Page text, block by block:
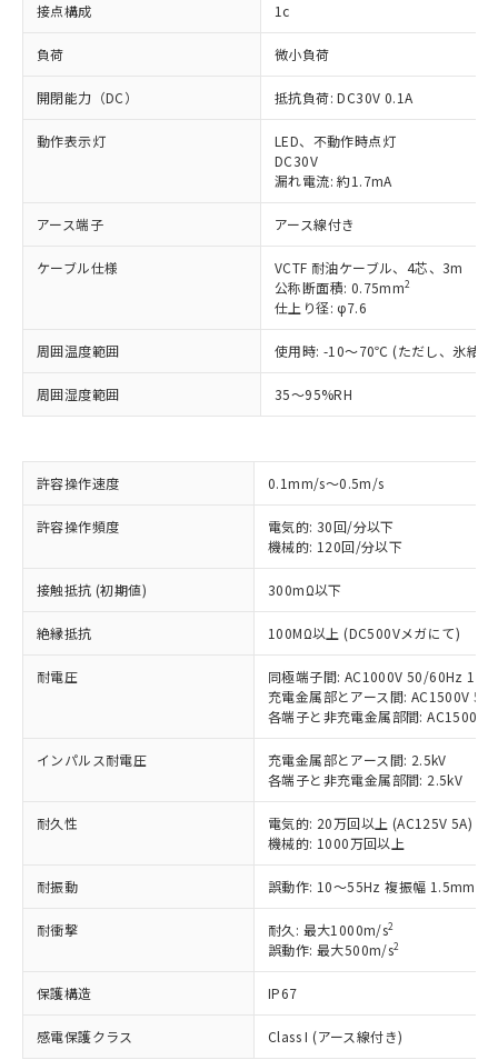
接点構成 1c
負荷 微小負荷
開閉能力（DC） 抵抗負荷: DC30V 0.1A
動作表示灯
LED、不動作時点灯
DC30V
漏れ電流: 約1.7mA
アース端子 アース線付き
ケーブル仕様
VCTF 耐油ケーブル、4芯、3m
公称断面積: 0.75mm2
仕上り径: φ7.6
周囲温度範囲 使用時: -10～70℃ (ただし、氷結し
周囲湿度範囲 35～95%RH
許容操作速度 0.1mm/s～0.5m/s
許容操作頻度
電気的: 30回/分以下
機械的: 120回/分以下
接触抵抗 (初期値) 300mΩ以下
絶縁抵抗 100MΩ以上 (DC500Vメガにて)
耐電圧
同極端子間: AC1000V 50/60Hz
充電金属部とアース間: AC1500V
各端子と非充電金属部間: AC1500V
インパルス耐電圧
充電金属部とアース間: 2.5kV
各端子と非充電金属部間: 2.5kV
耐久性
電気的: 20万回以上 (AC125V 5A)
機械的: 1000万回以上
耐振動 誤動作: 10～55Hz 複振幅 1.5mm
耐衝撃 耐久: 最大1000m/s2
誤動作: 最大500m/s2
保護構造 IP67
感電保護クラス Class I (アース線付き)
ご利用条件
以下の条件をお読みいただき、同意のうえ
本サービスは、当社制御機器事業取扱
商品の当社在庫状況および標準価格
(税抜)を提供させていただくもので
当社制御機器事業取扱商品の中には、
本サービスの対象外となる商品もある
ことをご了承ください。
在庫状況および標準価格照会結果は、
記載している更新日時点での社内デー
タに基づき作成されるものであり、閲
覧された時点での実際の在庫および標
準価格とは異なる場合があることをご
了承ください。
対応済み：EU RoHS指令（10物質）の
非含有に対応した製品が提供可能な商品で
す。
対応予定：EU RoHS指令（10物質）の非含
有に対応した製品に切り替える予定のある
対応予定なし：EU RoHS指令（10物質）の
非含有に非対応の商品で、対応品を出す予
調査・確認中：EU RoHS指令（10物質）の
非含有の対応状況を調査中または確認中の
非該当品：ライセンス料など無形物で、有
害物質有無と関係のない商品です。
仕入先様の事情により、非含有部品として
いたものが、含有品と判明した場合などや
むを得ず変更することがあります。
鉛(Pb) 1000ppm以下、 水銀(Hg) 1000ppm以下、 カド
ミウム(Cd) 100ppm以下、
六価クロム(Cr(Ⅵ)) 1000ppm以下、ポリ臭化ビフェニル
類(PBB) 1000ppm以下、ポリ臭化ジフェニルエーテル類
(PBDE) 1000ppm以下、フタル酸ビス(2-エチルヘキシ
「○」：最大均質材料含有率が中国RoHSの
基準値以下であることを示します。
「×」：最大均質材料含有率が中国RoHSの
基準値を超えていることを示します。
「－」：未確認です。当社販売部門へお問
*中国RoHS10物質の基準値 (GB/T26572)：
Pb(鉛) :1000ppm、 Hg(水銀) : 1000ppm、 Cd(カドミウ
Cr(Ⅵ)(六価クロム) : 1000ppm、 PBBs(ポリ臭化ビフェ
ニル類) : 1000ppm、 PBDEs(ポリ臭化ジフェニルエーテ
当社は、これら貴社製品のうち、外国
為替および外国貿易法に定める商品
（以下｢規制貨物等」という）を輸出
または国外への提供する場合は、日本
国政府の輸出許可(または役務取引許
可)を取得するなどの必要な手続きを
とります。